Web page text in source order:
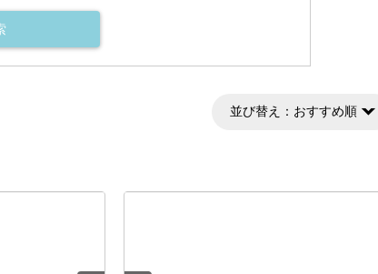
並び替え： おすすめ順